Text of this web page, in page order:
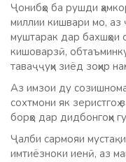
Ҷонибҳо ба рушди
миллии кишвари мо, аз
муштарак дар бахшҳои
кишоварзӣ,
таваҷҷуҳи зиёд зоҳир
Аз имзои ду
сохтмони як зеристгоҳ
борҳо дар дидбонгоҳи
Ҷалби сармояи
имтиёзноки иенӣ, аз